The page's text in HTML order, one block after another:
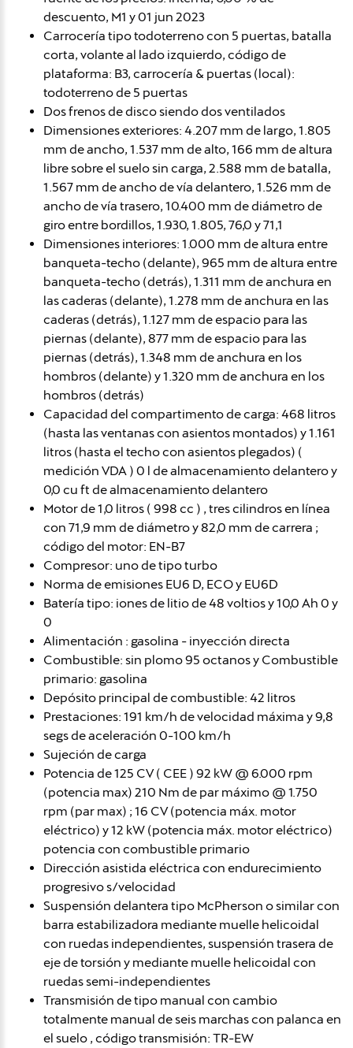
descuento, M1 y 01 jun 2023
Carrocería tipo todoterreno con 5 puertas, batalla
corta, volante al lado izquierdo, código de
plataforma: B3, carrocería & puertas (local):
todoterreno de 5 puertas
Dos frenos de disco siendo dos ventilados
Dimensiones exteriores: 4.207 mm de largo, 1.805
mm de ancho, 1.537 mm de alto, 166 mm de altura
libre sobre el suelo sin carga, 2.588 mm de batalla,
1.567 mm de ancho de vía delantero, 1.526 mm de
ancho de vía trasero, 10.400 mm de diámetro de
giro entre bordillos, 1.930, 1.805, 76,0 y 71,1
Dimensiones interiores: 1.000 mm de altura entre
banqueta-techo (delante), 965 mm de altura entre
banqueta-techo (detrás), 1.311 mm de anchura en
las caderas (delante), 1.278 mm de anchura en las
caderas (detrás), 1.127 mm de espacio para las
piernas (delante), 877 mm de espacio para las
piernas (detrás), 1.348 mm de anchura en los
hombros (delante) y 1.320 mm de anchura en los
hombros (detrás)
Capacidad del compartimento de carga: 468 litros
(hasta las ventanas con asientos montados) y 1.161
litros (hasta el techo con asientos plegados) (
medición VDA ) 0 l de almacenamiento delantero y
0,0 cu ft de almacenamiento delantero
Motor de 1,0 litros ( 998 cc ) , tres cilindros en línea
con 71,9 mm de diámetro y 82,0 mm de carrera ;
código del motor: EN-B7
Compresor: uno de tipo turbo
Norma de emisiones EU6 D, ECO y EU6D
Batería tipo: iones de litio de 48 voltios y 10,0 Ah 0 y
0
Alimentación : gasolina - inyección directa
Combustible: sin plomo 95 octanos y Combustible
primario: gasolina
Depósito principal de combustible: 42 litros
Prestaciones: 191 km/h de velocidad máxima y 9,8
segs de aceleración 0-100 km/h
Sujeción de carga
Potencia de 125 CV ( CEE ) 92 kW @ 6.000 rpm
(potencia max) 210 Nm de par máximo @ 1.750
rpm (par max) ; 16 CV (potencia máx. motor
eléctrico) y 12 kW (potencia máx. motor eléctrico)
potencia con combustible primario
Dirección asistida eléctrica con endurecimiento
progresivo s/velocidad
Suspensión delantera tipo McPherson o similar con
barra estabilizadora mediante muelle helicoidal
con ruedas independientes, suspensión trasera de
eje de torsión y mediante muelle helicoidal con
ruedas semi-independientes
Transmisión de tipo manual con cambio
totalmente manual de seis marchas con palanca en
el suelo , código transmisión: TR-EW